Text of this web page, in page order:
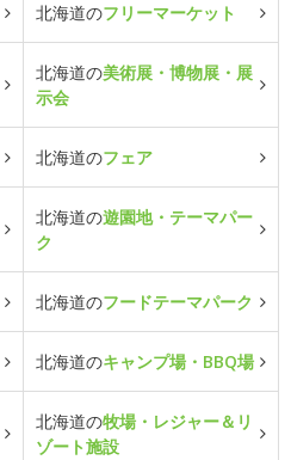
北海道のフリーマーケット
北海道の美術展・博物展・展
示会
北海道のフェア
北海道の遊園地・テーマパー
ク
北海道のフードテーマパーク
北海道のキャンプ場・BBQ場
北海道の牧場・レジャー＆リ
ゾート施設